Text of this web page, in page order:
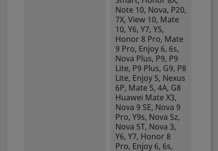
Note 10, Nova, P20,
7X, View 10, Mate
10, Y6, Y7, Y5,
Honor 8 Pro, Mate
9 Pro, Enjoy 6, 6s,
Nova Plus, P9, P9
Lite, P9 Plus, G9, P8
Lite, Enjoy 5, Nexus
6P, Mate S, 4A, G8
Huawei Mate X3,
Nova 9 SE, Nova 9
Pro, Y9s, Nova 5z,
Nova 5T, Nova 3,
Y6, Y7, Honor 8
Pro, Enjoy 6, 6s,